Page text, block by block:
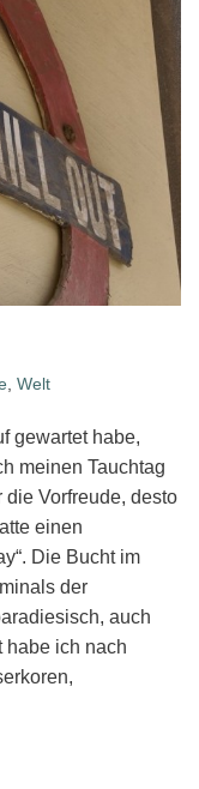
Welt
gewartet habe,
meinen Tauchtag
Vorfreude, desto
einen
Die Bucht im
der
auch
habe ich nach